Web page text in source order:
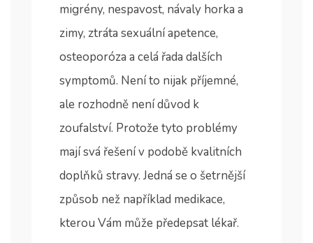
migrény, nespavost, návaly horka a
zimy, ztráta sexuální apetence,
osteoporóza a celá řada dalších
symptomů. Není to nijak příjemné,
ale rozhodně není důvod k
zoufalství. Protože tyto problémy
mají svá řešení v podobě kvalitních
doplňků stravy. Jedná se o šetrnější
způsob než například medikace,
kterou Vám může předepsat lékař.